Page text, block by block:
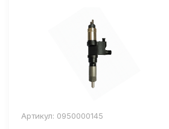
Артикул: 0950000145